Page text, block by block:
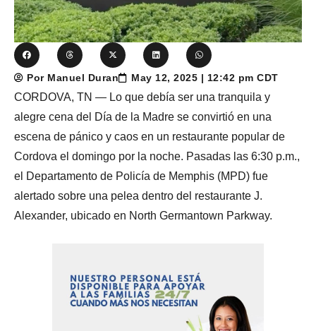
Por Manuel Duran May 12, 2025 | 12:42 pm CDT
CORDOVA, TN — Lo que debía ser una tranquila y
alegre cena del Día de la Madre se convirtió en una
escena de pánico y caos en un restaurante popular de
Cordova el domingo por la noche. Pasadas las 6:30 p.m.,
el Departamento de Policía de Memphis (MPD) fue
alertado sobre una pelea dentro del restaurante J.
Alexander, ubicado en North Germantown Parkway.